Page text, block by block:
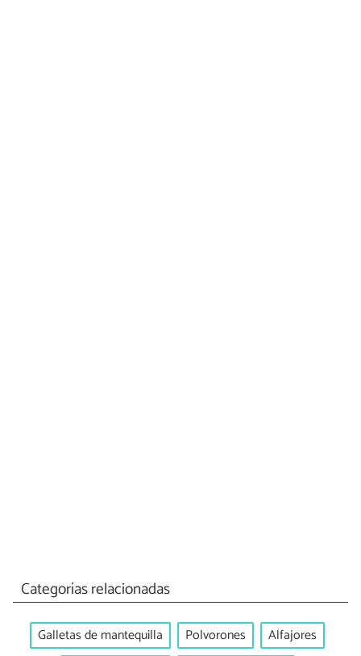
Categorías relacionadas
Galletas de mantequilla Polvorones
Alfajores